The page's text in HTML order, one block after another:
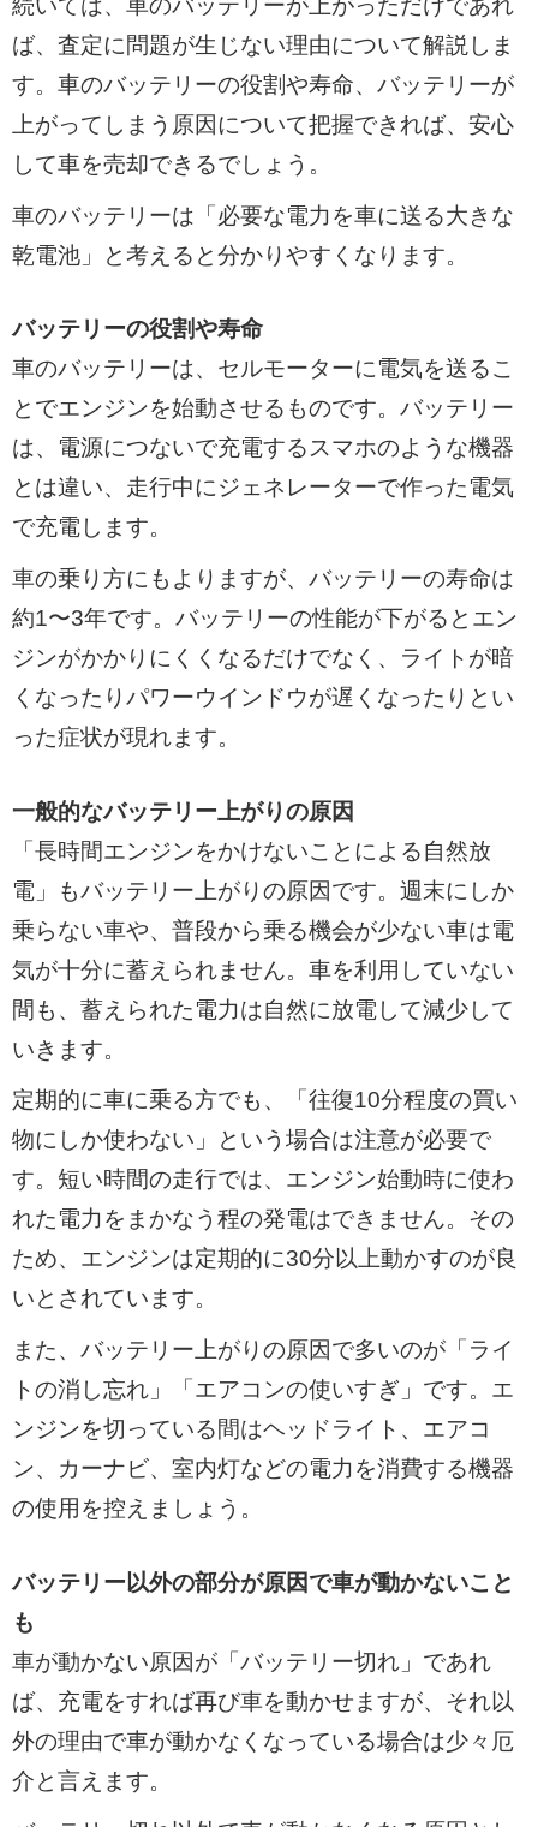
続いては、車のバッテリーが上がっただけであれ
ば、査定に問題が生じない理由について解説しま
す。車のバッテリーの役割や寿命、バッテリーが
上がってしまう原因について把握できれば、安心
して車を売却できるでしょう。
車のバッテリーは「必要な電力を車に送る大きな
乾電池」と考えると分かりやすくなります。
バッテリーの役割や寿命
車のバッテリーは、セルモーターに電気を送るこ
とでエンジンを始動させるものです。バッテリー
は、電源につないで充電するスマホのような機器
とは違い、走行中にジェネレーターで作った電気
で充電します。
車の乗り方にもよりますが、バッテリーの寿命は
約1〜3年です。バッテリーの性能が下がるとエン
ジンがかかりにくくなるだけでなく、ライトが暗
くなったりパワーウインドウが遅くなったりとい
った症状が現れます。
一般的なバッテリー上がりの原因
「長時間エンジンをかけないことによる自然放
電」もバッテリー上がりの原因です。週末にしか
乗らない車や、普段から乗る機会が少ない車は電
気が十分に蓄えられません。車を利用していない
間も、蓄えられた電力は自然に放電して減少して
いきます。
定期的に車に乗る方でも、「往復10分程度の買い
物にしか使わない」という場合は注意が必要で
す。短い時間の走行では、エンジン始動時に使わ
れた電力をまかなう程の発電はできません。その
ため、エンジンは定期的に30分以上動かすのが良
いとされています。
また、バッテリー上がりの原因で多いのが「ライ
トの消し忘れ」「エアコンの使いすぎ」です。エ
ンジンを切っている間はヘッドライト、エアコ
ン、カーナビ、室内灯などの電力を消費する機器
の使用を控えましょう。
バッテリー以外の部分が原因で車が動かないこと
も
車が動かない原因が「バッテリー切れ」であれ
ば、充電をすれば再び車を動かせますが、それ以
外の理由で車が動かなくなっている場合は少々厄
介と言えます。